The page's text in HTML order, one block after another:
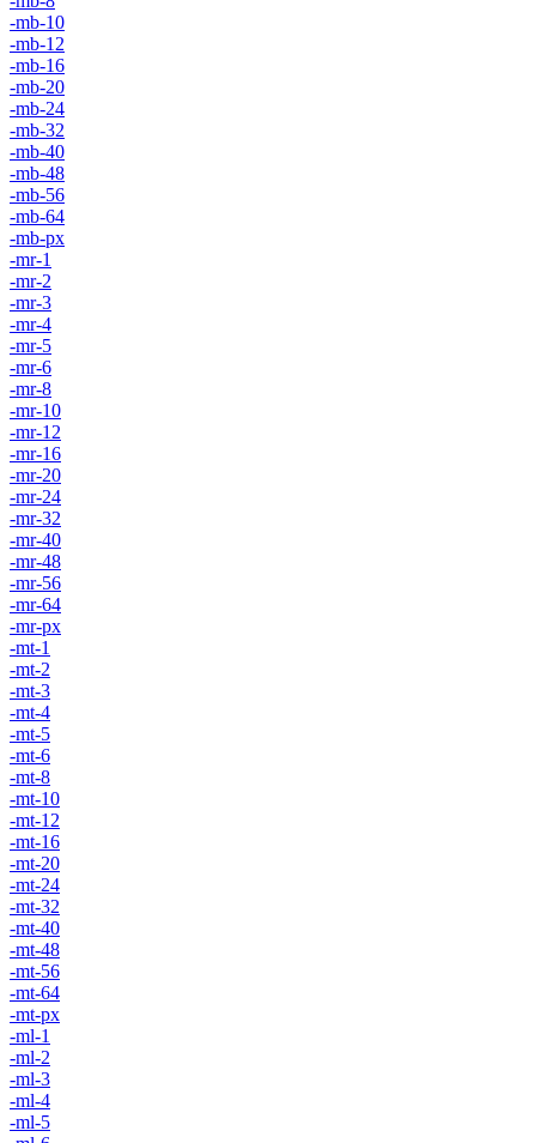
-mb-10
-mb-12
-mb-16
-mb-20
-mb-24
-mb-32
-mb-40
-mb-48
-mb-56
-mb-64
-mb-px
-mr-1
-mr-2
-mr-3
-mr-4
-mr-5
-mr-6
-mr-8
-mr-10
-mr-12
-mr-16
-mr-20
-mr-24
-mr-32
-mr-40
-mr-48
-mr-56
-mr-64
-mr-px
-mt-1
-mt-2
-mt-3
-mt-4
-mt-5
-mt-6
-mt-8
-mt-10
-mt-12
-mt-16
-mt-20
-mt-24
-mt-32
-mt-40
-mt-48
-mt-56
-mt-64
-mt-px
-ml-1
-ml-2
-ml-3
-ml-4
-ml-5